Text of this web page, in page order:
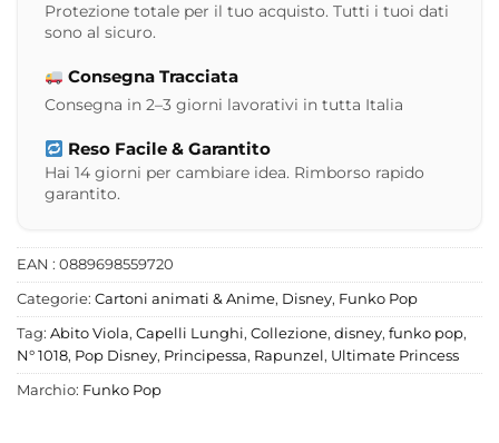
Protezione totale per il tuo acquisto. Tutti i tuoi dati
sono al sicuro.
Consegna Tracciata
Consegna in 2–3 giorni lavorativi in tutta Italia
Reso Facile & Garantito
Hai 14 giorni per cambiare idea. Rimborso rapido
garantito.
EAN : 0889698559720
Categorie: Cartoni animati & Anime, Disney, Funko Pop
Tag: Abito Viola, Capelli Lunghi, Collezione, disney, funko pop,
N° 1018, Pop Disney, Principessa, Rapunzel, Ultimate Princess
Marchio: Funko Pop